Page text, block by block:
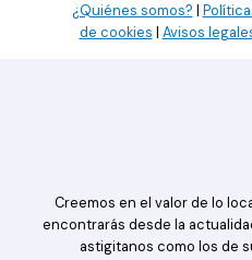
¿Quiénes somos? |
de cookies | Avisos
Creemos en el valor de lo
encontrarás desde la
astigitanos como los de